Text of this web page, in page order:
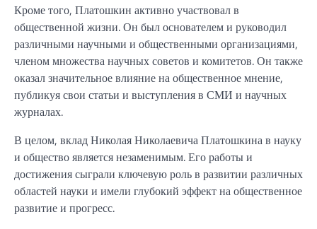
Кроме того, Платошкин активно участвовал в
общественной жизни. Он был основателем и руководил
различными научными и общественными организациями,
членом множества научных советов и комитетов. Он также
оказал значительное влияние на общественное мнение,
публикуя свои статьи и выступления в СМИ и научных
журналах.
В целом, вклад Николая Николаевича Платошкина в науку
и общество является незаменимым. Его работы и
достижения сыграли ключевую роль в развитии различных
областей науки и имели глубокий эффект на общественное
развитие и прогресс.